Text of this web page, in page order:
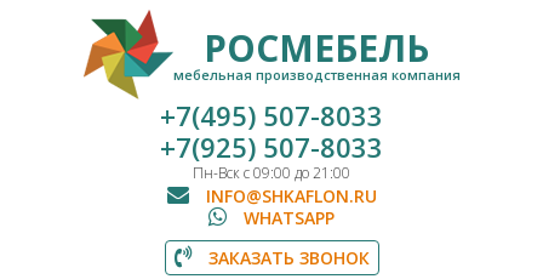
РОСМЕБЕЛЬ
мебельная производственная компания
+7(495) 507-8033
+7(925) 507-8033
Пн-Вск с 09:00 до 21:00
INFO@SHKAFLON.RU
WHATSAPP
ЗАКАЗАТЬ ЗВОНОК